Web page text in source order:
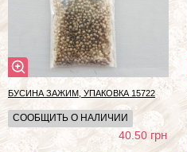
БУСИНА ЗАЖИМ, УПАКОВКА 15722
СООБЩИТЬ О НАЛИЧИИ
40.50грн